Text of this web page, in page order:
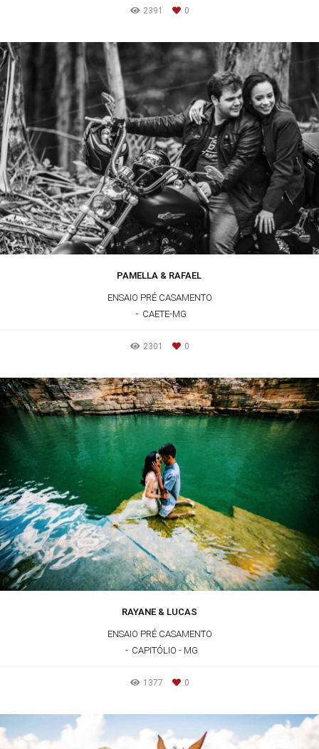
2391 0
PAMELLA & RAFAEL
ENSAIO PRÉ CASAMENTO
CAETE-MG
2301 0
RAYANE & LUCAS
ENSAIO PRÉ CASAMENTO
CAPITÓLIO - MG
1377 0